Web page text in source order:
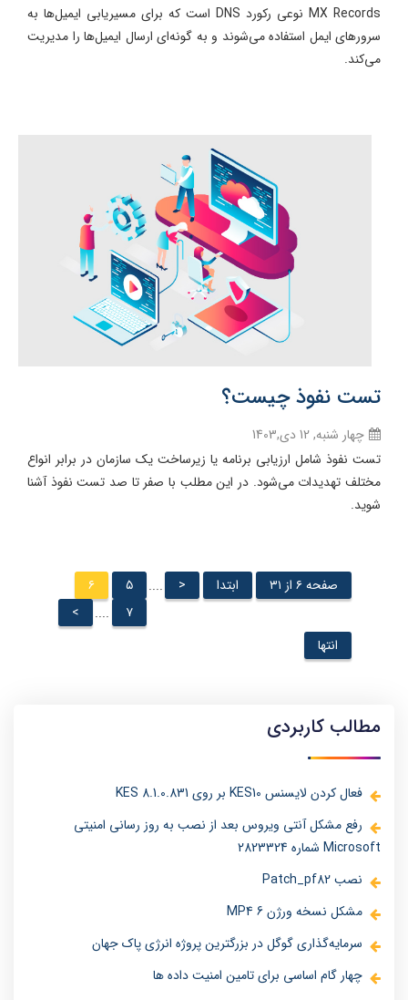
MX Records نوعی رکورد DNS است که برای مسیریابی ایمیل‌ها به
سرورهای ایمل استفاده می‌شوند و به گونه‌ای ارسال ایمیل‌ها را مدیریت
می‌کند.
تست نفوذ چیست؟
چهار شنبه, 12 دی,1403
تست نفوذ شامل ارزیابی برنامه یا زیرساخت یک سازمان در برابر انواع
مختلف تهدیدات می‌شود. در این مطلب با صفر تا صد تست نفوذ آشنا
شوید.
صفحه ۶ از ۳۱ ابتدا <
.... ۵
۶
۷
....
>
انتها
مطالب کاربردی
فعال کردن لایسنس KES10 بر روی KES 8.1.0.831
رفع مشکل آنتی ویروس بعد از نصب به روز رسانی امنیتی
Microsoft شماره 2823324
نصب Patch_pf82
مشکل نسخه ورژن 6 MP4
سرمایه‌گذاری گوگل در بزرگترین پروژه انرژی پاک جهان
چهار گام اساسی برای تامین امنیت داده ها